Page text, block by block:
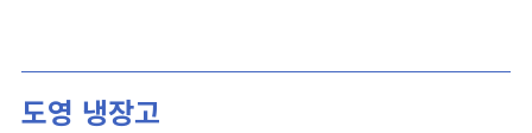
도영 냉장고